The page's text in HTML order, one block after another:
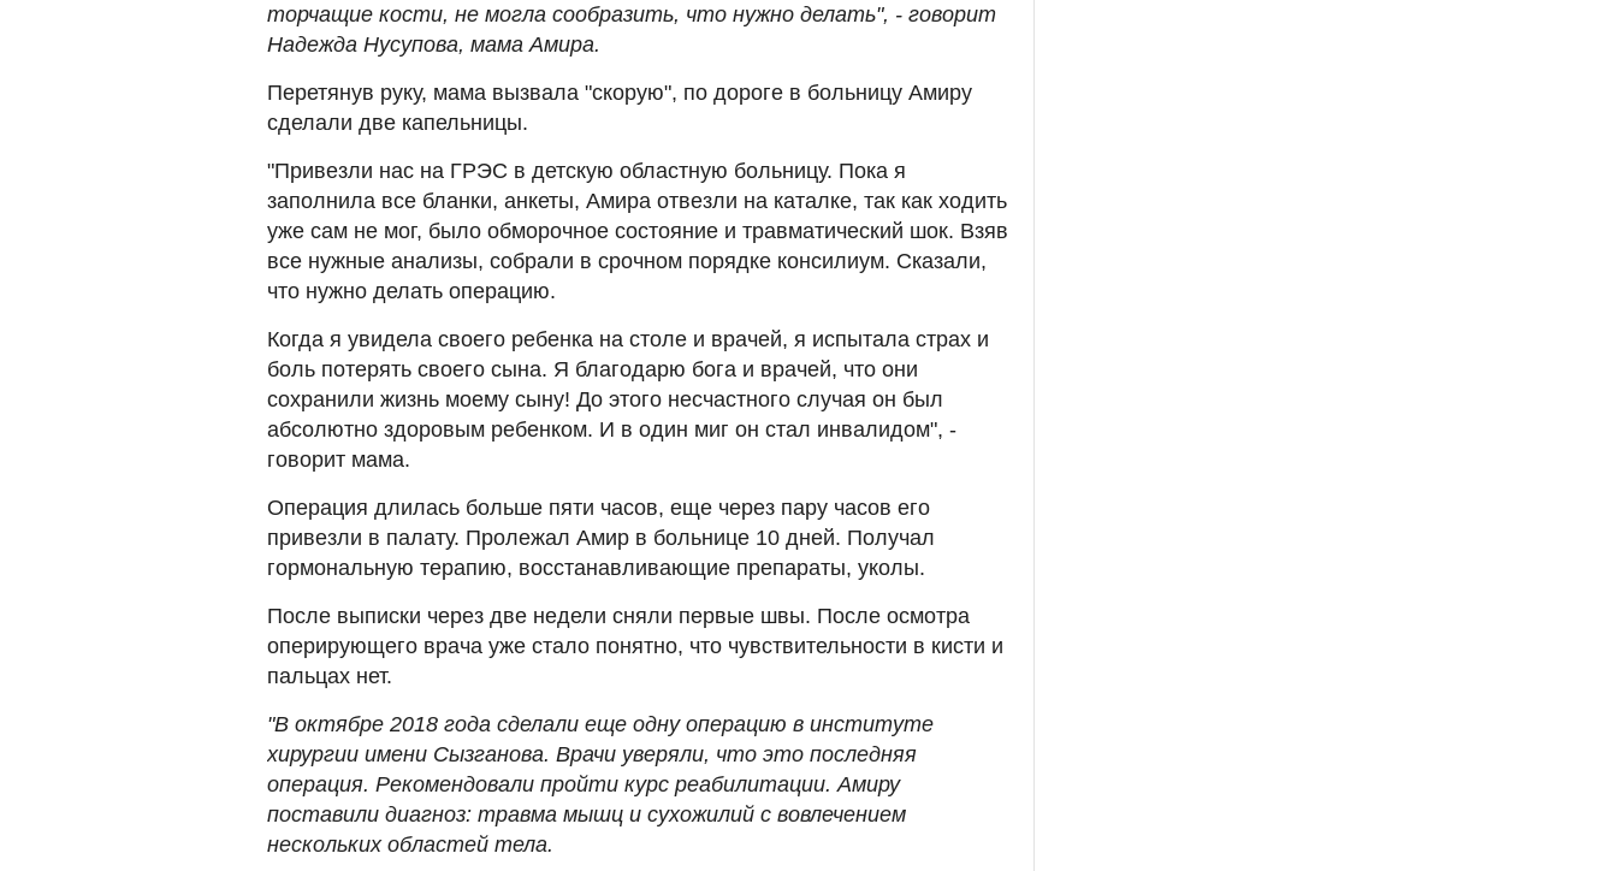
торчащие кости, не могла сообразить, что нужно делать", - говорит
Надежда Нусупова, мама Амира.
Перетянув руку, мама вызвала "скорую", по дороге в больницу Амиру
сделали две капельницы.
"Привезли нас на ГРЭС в детскую областную больницу. Пока я
заполнила все бланки, анкеты, Амира отвезли на каталке, так как ходить
уже сам не мог, было обморочное состояние и травматический шок. Взяв
все нужные анализы, собрали в срочном порядке консилиум. Сказали,
что нужно делать операцию.
Когда я увидела своего ребенка на столе и врачей, я испытала страх и
боль потерять своего сына. Я благодарю бога и врачей, что они
сохранили жизнь моему сыну! До этого несчастного случая он был
абсолютно здоровым ребенком. И в один миг он стал инвалидом", -
говорит мама.
Операция длилась больше пяти часов, еще через пару часов его
привезли в палату. Пролежал Амир в больнице 10 дней. Получал
гормональную терапию, восстанавливающие препараты, уколы.
После выписки через две недели сняли первые швы. После осмотра
оперирующего врача уже стало понятно, что чувствительности в кисти и
пальцах нет.
"В октябре 2018 года сделали еще одну операцию в институте
хирургии имени Сызганова. Врачи уверяли, что это последняя
операция. Рекомендовали пройти курс реабилитации. Амиру
поставили диагноз: травма мышц и сухожилий с вовлечением
нескольких областей тела.